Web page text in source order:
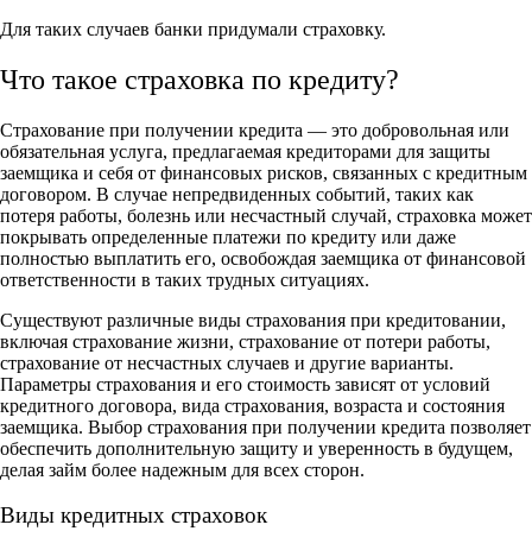
Для таких случаев банки придумали страховку.
Что такое страховка по кредиту?
Страхование при получении кредита — это добровольная или
обязательная услуга, предлагаемая кредиторами для защиты
заемщика и себя от финансовых рисков, связанных с кредитным
договором. В случае непредвиденных событий, таких как
потеря работы, болезнь или несчастный случай, страховка может
покрывать определенные платежи по кредиту или даже
полностью выплатить его, освобождая заемщика от финансовой
ответственности в таких трудных ситуациях.
Существуют различные виды страхования при кредитовании,
включая страхование жизни, страхование от потери работы,
страхование от несчастных случаев и другие варианты.
Параметры страхования и его стоимость зависят от условий
кредитного договора, вида страхования, возраста и состояния
заемщика. Выбор страхования при получении кредита позволяет
обеспечить дополнительную защиту и уверенность в будущем,
делая займ более надежным для всех сторон.
Виды кредитных страховок